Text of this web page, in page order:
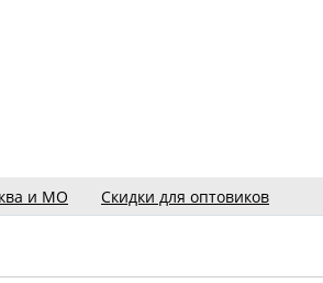
и МО Скидки для оптовиков